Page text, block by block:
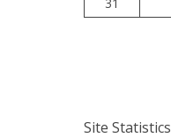
Site Statistics